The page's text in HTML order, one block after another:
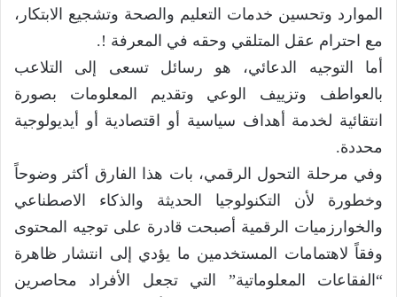
الموارد وتحسين خدمات التعليم والصحة وتشجيع الابتكار،
مع احترام عقل المتلقي وحقه في المعرفة !.
أما التوجيه الدعائي، هو رسائل تسعى إلى التلاعب
بالعواطف وتزييف الوعي وتقديم المعلومات بصورة
انتقائية لخدمة أهداف سياسية أو اقتصادية أو أيديولوجية
محددة.
وفي مرحلة التحول الرقمي، بات هذا الفارق أكثر وضوحاً
وخطورة لأن التكنولوجيا الحديثة والذكاء الاصطناعي
والخوارزميات الرقمية أصبحت قادرة على توجيه المحتوى
وفقاً لاهتمامات المستخدمين ما يؤدي إلى انتشار ظاهرة
“الفقاعات المعلوماتية” التي تجعل الأفراد محاصرين